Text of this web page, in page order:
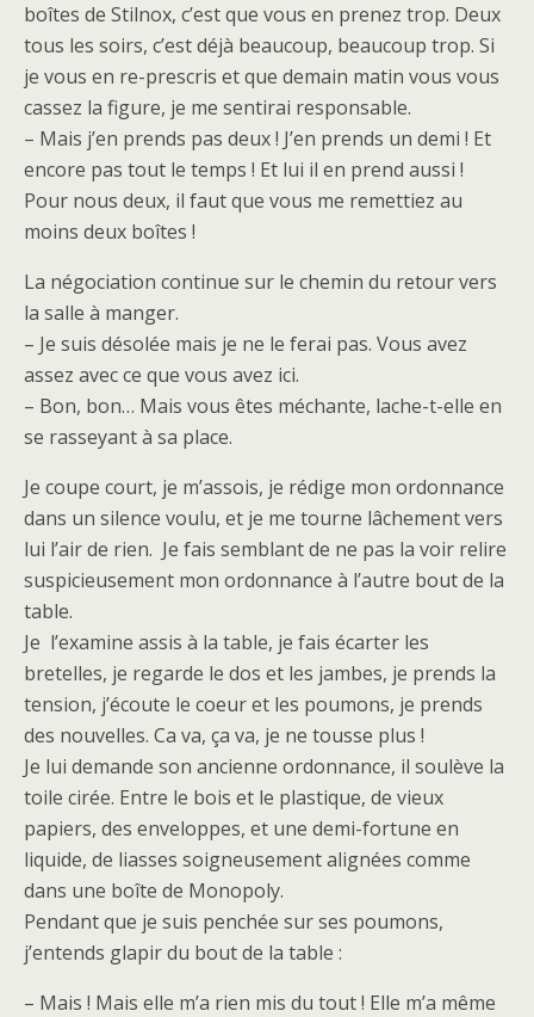
boîtes de Stilnox, c’est que vous en prenez trop. Deux
tous les soirs, c’est déjà beaucoup, beaucoup trop. Si
je vous en re-prescris et que demain matin vous vous
cassez la figure, je me sentirai responsable.
– Mais j’en prends pas deux ! J’en prends un demi ! Et
encore pas tout le temps ! Et lui il en prend aussi !
Pour nous deux, il faut que vous me remettiez au
moins deux boîtes !
La négociation continue sur le chemin du retour vers
la salle à manger.
– Je suis désolée mais je ne le ferai pas. Vous avez
assez avec ce que vous avez ici.
– Bon, bon… Mais vous êtes méchante, lache-t-elle en
se rasseyant à sa place.
Je coupe court, je m’assois, je rédige mon ordonnance
dans un silence voulu, et je me tourne lâchement vers
lui l’air de rien. Je fais semblant de ne pas la voir relire
suspicieusement mon ordonnance à l’autre bout de la
table.
Je l’examine assis à la table, je fais écarter les
bretelles, je regarde le dos et les jambes, je prends la
tension, j’écoute le coeur et les poumons, je prends
des nouvelles. Ca va, ça va, je ne tousse plus !
Je lui demande son ancienne ordonnance, il soulève la
toile cirée. Entre le bois et le plastique, de vieux
papiers, des enveloppes, et une demi-fortune en
liquide, de liasses soigneusement alignées comme
dans une boîte de Monopoly.
Pendant que je suis penchée sur ses poumons,
j’entends glapir du bout de la table :
– Mais ! Mais elle m’a rien mis du tout ! Elle m’a même